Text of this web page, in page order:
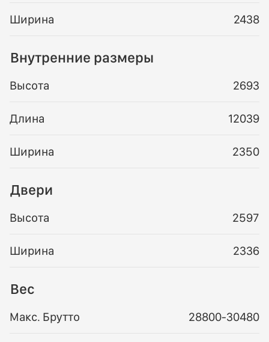
Ширина 2438
Внутренние размеры
Высота 2693
Длина 12039
Ширина 2350
Двери
Высота 2597
Ширина 2336
Вес
Макс. Брутто 28800-30480